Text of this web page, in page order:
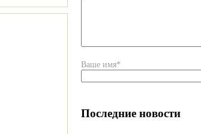
Ваше имя*
Последние новости